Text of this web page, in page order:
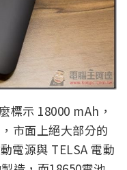
標示 18000 mAh，
市面上絕大部分的
電源與 TELSA 電動